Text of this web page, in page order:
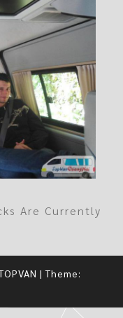
Are Currently
|Theme: